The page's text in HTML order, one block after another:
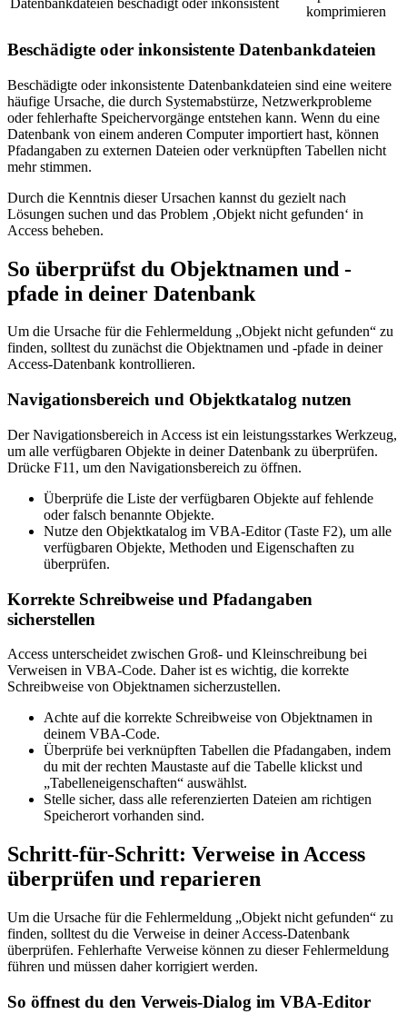
Datenbankdateien beschädigt oder inkonsistent
komprimieren
Beschädigte oder inkonsistente Datenbankdateien
Beschädigte oder inkonsistente Datenbankdateien sind eine weitere
häufige Ursache, die durch Systemabstürze, Netzwerkprobleme
oder fehlerhafte Speichervorgänge entstehen kann. Wenn du eine
Datenbank von einem anderen Computer importiert hast, können
Pfadangaben zu externen Dateien oder verknüpften Tabellen nicht
mehr stimmen.
Durch die Kenntnis dieser Ursachen kannst du gezielt nach
Lösungen suchen und das Problem ‚Objekt nicht gefunden‘ in
Access beheben.
So überprüfst du Objektnamen und -
pfade in deiner Datenbank
Um die Ursache für die Fehlermeldung „Objekt nicht gefunden“ zu
finden, solltest du zunächst die Objektnamen und -pfade in deiner
Access-Datenbank kontrollieren.
Navigationsbereich und Objektkatalog nutzen
Der Navigationsbereich in Access ist ein leistungsstarkes Werkzeug,
um alle verfügbaren Objekte in deiner Datenbank zu überprüfen.
Drücke F11, um den Navigationsbereich zu öffnen.
Überprüfe die Liste der verfügbaren Objekte auf fehlende
oder falsch benannte Objekte.
Nutze den Objektkatalog im VBA-Editor (Taste F2), um alle
verfügbaren Objekte, Methoden und Eigenschaften zu
überprüfen.
Korrekte Schreibweise und Pfadangaben
sicherstellen
Access unterscheidet zwischen Groß- und Kleinschreibung bei
Verweisen in VBA-Code. Daher ist es wichtig, die korrekte
Schreibweise von Objektnamen sicherzustellen.
Achte auf die korrekte Schreibweise von Objektnamen in
deinem VBA-Code.
Überprüfe bei verknüpften Tabellen die Pfadangaben, indem
du mit der rechten Maustaste auf die Tabelle klickst und
„Tabelleneigenschaften“ auswählst.
Stelle sicher, dass alle referenzierten Dateien am richtigen
Speicherort vorhanden sind.
Schritt-für-Schritt: Verweise in Access
überprüfen und reparieren
Um die Ursache für die Fehlermeldung „Objekt nicht gefunden“ zu
finden, solltest du die Verweise in deiner Access-Datenbank
überprüfen. Fehlerhafte Verweise können zu dieser Fehlermeldung
führen und müssen daher korrigiert werden.
So öffnest du den Verweis-Dialog im VBA-Editor